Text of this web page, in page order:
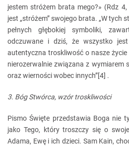
jestem stróżem brata mego?» (Rdz
jest „stróżem” swojego brata. „W tych
pełnych głębokiej symboliki,
odczuwane i dziś, że wszystko
autentyczna troskliwość o nasze
nierozerwalnie związana z wymiarem
oraz wierności wobec innych”[4] .
3. Bóg Stwórca, wzór troskliwości
Pismo Święte przedstawia Boga nie
jako Tego, który troszczy się o
Adama, Ewę i ich dzieci. Sam Kain,